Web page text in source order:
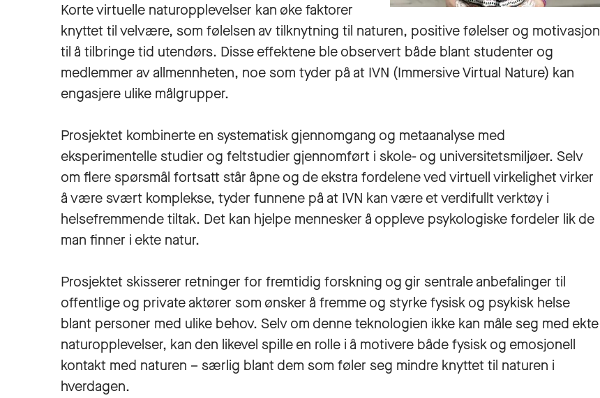
Korte virtuelle naturopplevelser kan øke faktorer
knyttet til velvære, som følelsen av tilknytning til naturen, positive følelser og motivasjon
til å tilbringe tid utendørs. Disse effektene ble observert både blant studenter og
medlemmer av allmennheten, noe som tyder på at IVN (Immersive Virtual Nature) kan
engasjere ulike målgrupper.
Prosjektet kombinerte en systematisk gjennomgang og meta­analyse med
eksperimentelle studier og feltstudier gjennomført i skole- og universitetsmiljøer. Selv
om flere spørsmål fortsatt står åpne og de ekstra fordelene ved virtuell virkelighet virker
å være svært komplekse, tyder funnene på at IVN kan være et verdifullt verktøy i
helsefremmende tiltak. Det kan hjelpe mennesker å oppleve psykologiske fordeler lik de
man finner i ekte natur.
Prosjektet skisserer retninger for fremtidig forskning og gir sentrale anbefalinger til
offentlige og private aktører som ønsker å fremme og styrke fysisk og psykisk helse
blant personer med ulike behov. Selv om denne teknologien ikke kan måle seg med ekte
naturopplevelser, kan den likevel spille en rolle i å motivere både fysisk og emosjonell
kontakt med naturen – særlig blant dem som føler seg mindre knyttet til naturen i
hverdagen.